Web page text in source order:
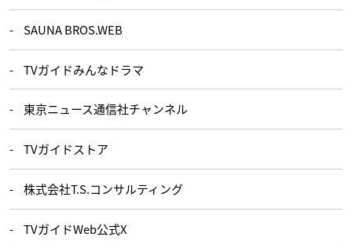
SAUNA BROS.WEB
TVガイドみんなドラマ
東京ニュース通信社チャンネル
TVガイドストア
株式会社T.S.コンサルティング
TVガイドWeb公式X